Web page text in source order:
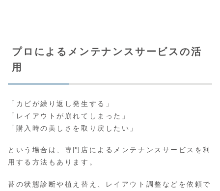
プロによるメンテナンスサービスの活
用
「カビが繰り返し発生する」
「レイアウトが崩れてしまった」
「購入時の美しさを取り戻したい」
という場合は、専門店によるメンテナンスサービスを利
用する方法もあります。
苔の状態診断や植え替え、レイアウト調整などを依頼で